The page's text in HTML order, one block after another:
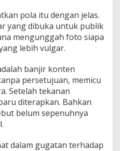
pola itu dengan jelas.
yang dibuka untuk publik
mengunggah foto siapa
lebih vulgar.
banjir konten
persetujuan, memicu
Setelah tekanan
diterapkan. Bahkan
belum sepenuhnya
dalam gugatan terhadap